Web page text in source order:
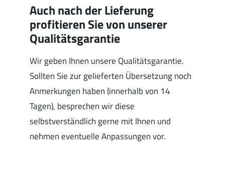
Auch nach der Lieferung
profitieren Sie von unserer
Qualitätsgarantie
Wir geben Ihnen unsere Qualitätsgarantie.
Sollten Sie zur gelieferten Übersetzung noch
Anmerkungen haben (innerhalb von 14
Tagen), besprechen wir diese
selbstverständlich gerne mit Ihnen und
nehmen eventuelle Anpassungen vor.